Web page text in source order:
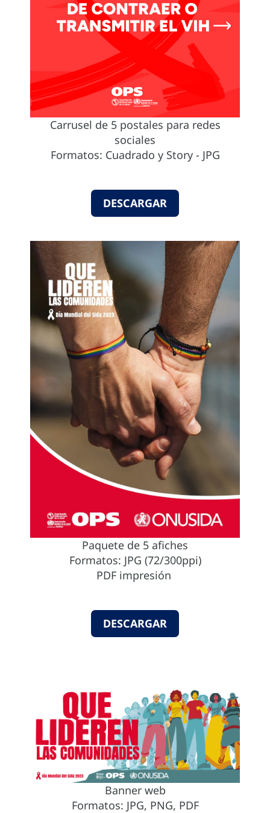
Carrusel de 5 postales para redes
sociales
Formatos: Cuadrado y Story - JPG
DESCARGAR
Paquete de 5 afiches
Formatos: JPG (72/300ppi)
PDF impresión
DESCARGAR
Banner web
Formatos: JPG, PNG, PDF